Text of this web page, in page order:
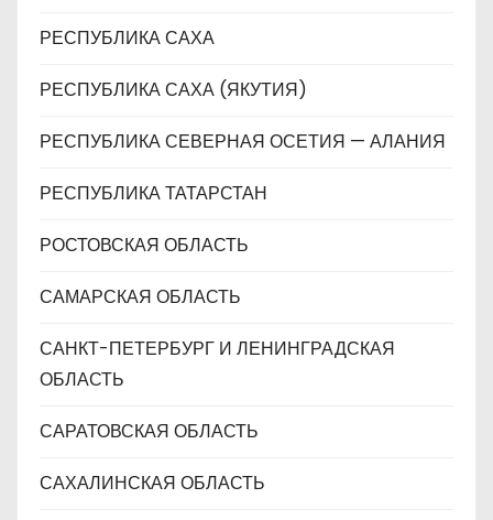
РЕСПУБЛИКА САХА
РЕСПУБЛИКА САХА (ЯКУТИЯ)
РЕСПУБЛИКА СЕВЕРНАЯ ОСЕТИЯ — АЛАНИЯ
РЕСПУБЛИКА ТАТАРСТАН
РОСТОВСКАЯ ОБЛАСТЬ
САМАРСКАЯ ОБЛАСТЬ
САНКТ-ПЕТЕРБУРГ И ЛЕНИНГРАДСКАЯ
ОБЛАСТЬ
САРАТОВСКАЯ ОБЛАСТЬ
САХАЛИНСКАЯ ОБЛАСТЬ